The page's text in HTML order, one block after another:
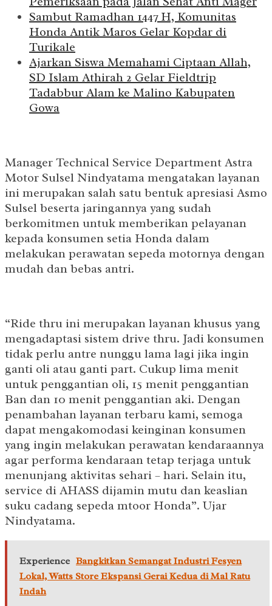
Sambut Ramadhan 1447 H, Komunitas
Honda Antik Maros Gelar Kopdar di
Turikale
Ajarkan Siswa Memahami Ciptaan Allah,
SD Islam Athirah 2 Gelar Fieldtrip
Tadabbur Alam ke Malino Kabupaten
Gowa
Manager Technical Service Department Astra
Motor Sulsel Nindyatama mengatakan layanan
ini merupakan salah satu bentuk apresiasi Asmo
Sulsel beserta jaringannya yang sudah
berkomitmen untuk memberikan pelayanan
kepada konsumen setia Honda dalam
melakukan perawatan sepeda motornya dengan
mudah dan bebas antri.
“Ride thru ini merupakan layanan khusus yang
mengadaptasi sistem drive thru. Jadi konsumen
tidak perlu antre nunggu lama lagi jika ingin
ganti oli atau ganti part. Cukup lima menit
untuk penggantian oli, 15 menit penggantian
Ban dan 10 menit penggantian aki. Dengan
penambahan layanan terbaru kami, semoga
dapat mengakomodasi keinginan konsumen
yang ingin melakukan perawatan kendaraannya
agar performa kendaraan tetap terjaga untuk
menunjang aktivitas sehari – hari. Selain itu,
service di AHASS dijamin mutu dan keaslian
suku cadang sepeda mtoor Honda”. Ujar
Nindyatama.
Experience Bangkitkan Semangat Industri Fesyen
Lokal, Watts Store Ekspansi Gerai Kedua di Mal Ratu
Indah